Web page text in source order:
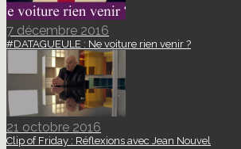
7 décembre 2016
#DATAGUEULE : Ne voiture rien venir ?
21 octobre 2016
Clip of Friday : Réflexions avec Jean Nouvel